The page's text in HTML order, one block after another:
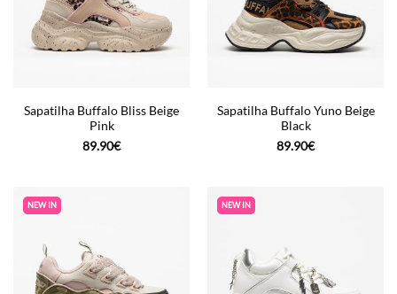
Sapatilha Buffalo Bliss Beige
Pink
89.90€
Sapatilha Buffalo Yuno Beige
Black
89.90€
NEW IN NEW IN